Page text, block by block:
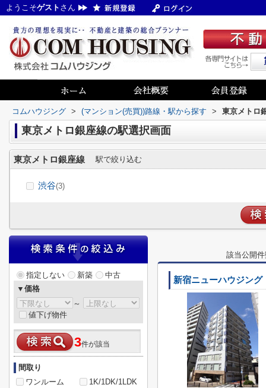
ようこそゲスト さん
コムハウジング > (マンション(売買))路線・駅から探す > 東京メトロ
東京メトロ銀座線の駅選択画面
東京メトロ銀座線 駅で絞り込む
渋谷(3)
該当公開
新宿ニューハウジング
指定しない 新築
中古
▼価格
～
値下げ物件
3件が該当
間取り
ワンルーム
1K/1DK/1LDK